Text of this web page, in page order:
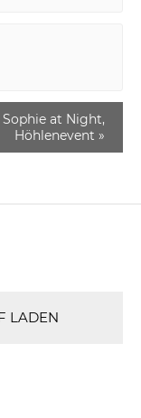
Sophie at Night,
Höhlenevent »
LADEN